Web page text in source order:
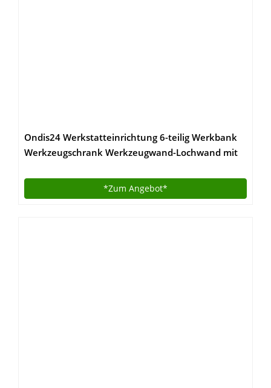
Ondis24 Werkstatteinrichtung 6-teilig Werkbank
Werkzeugschrank Werkzeugwand-Lochwand mit
*Zum Angebot*